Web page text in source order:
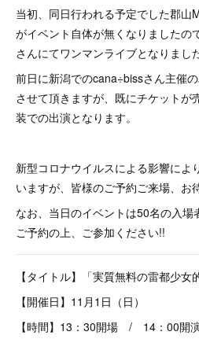
当初、同日行われる予定でした郡山
がイベント自体が無くなりましたの
さんにてワンマンライブとなりました
前日に新潟でのcana÷bissさん主催
させて頂きますが、既にチケットが
装での出演となります。
新型コロナウイルスによる影響によ
いますが、皆様のご予約ご来場、お
なお、当日のイベントは50名の入
ご予約の上、ご参加ください!!
【タイトル】「実質無料の雷都少女
【開催日】11月1日（日）
【時間】13：30開場 / 14：00開